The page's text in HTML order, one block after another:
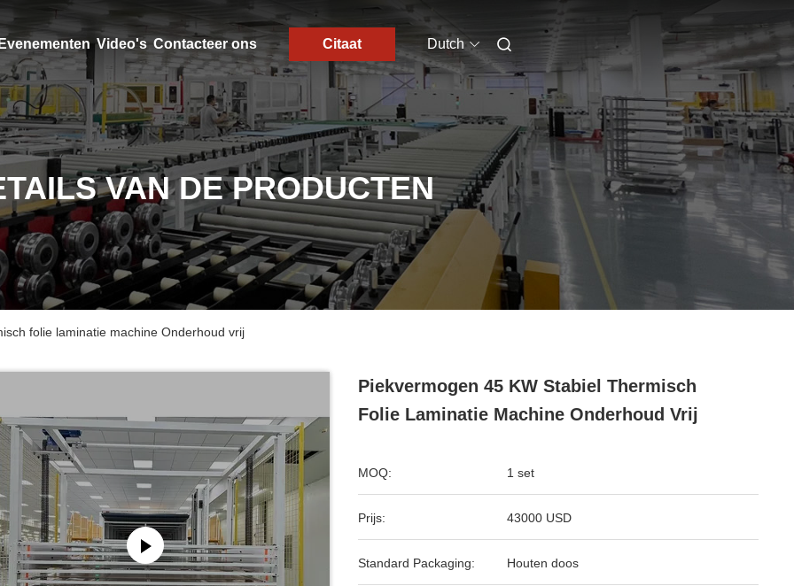
Evenementen Video's Contacteer ons Citaat Dutch
VAN DE PRODUCTEN
folie laminatie machine Onderhoud vrij
Piekvermogen 45 KW Stabiel Thermisch
Folie Laminatie Machine Onderhoud Vrij
MOQ: 1 set
Prijs: 43000 USD
Standard Packaging: Houten doos